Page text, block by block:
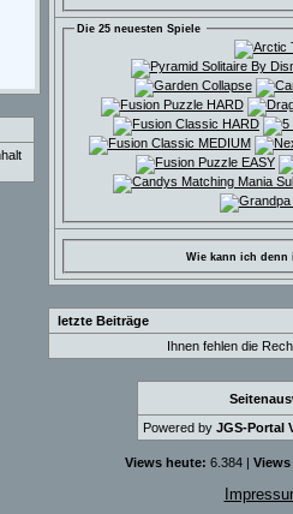
Die 25 neuesten Spiele
Wie kann ich
letzte Beiträge
Ihnen fehlen die
Powered by JGS-Portal
Views heute: 6.384 |